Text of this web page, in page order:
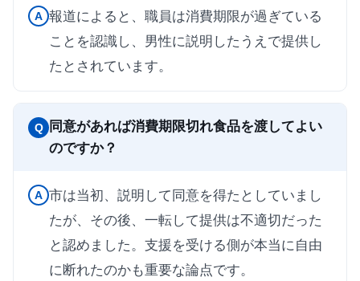
A 報道によると、職員は消費期限が過ぎている
ことを認識し、男性に説明したうえで提供し
たとされています。
Q 同意があれば消費期限切れ食品を渡してよい
のですか？
A 市は当初、説明して同意を得たとしていまし
たが、その後、一転して提供は不適切だった
と認めました。支援を受ける側が本当に自由
に断れたのかも重要な論点です。